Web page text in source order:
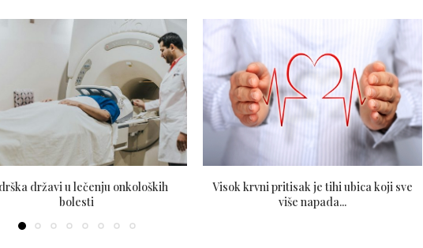
državi u lečenju onkoloških
bolesti
Visok krvni pritisak je tihi ubica koji sve
više napada...